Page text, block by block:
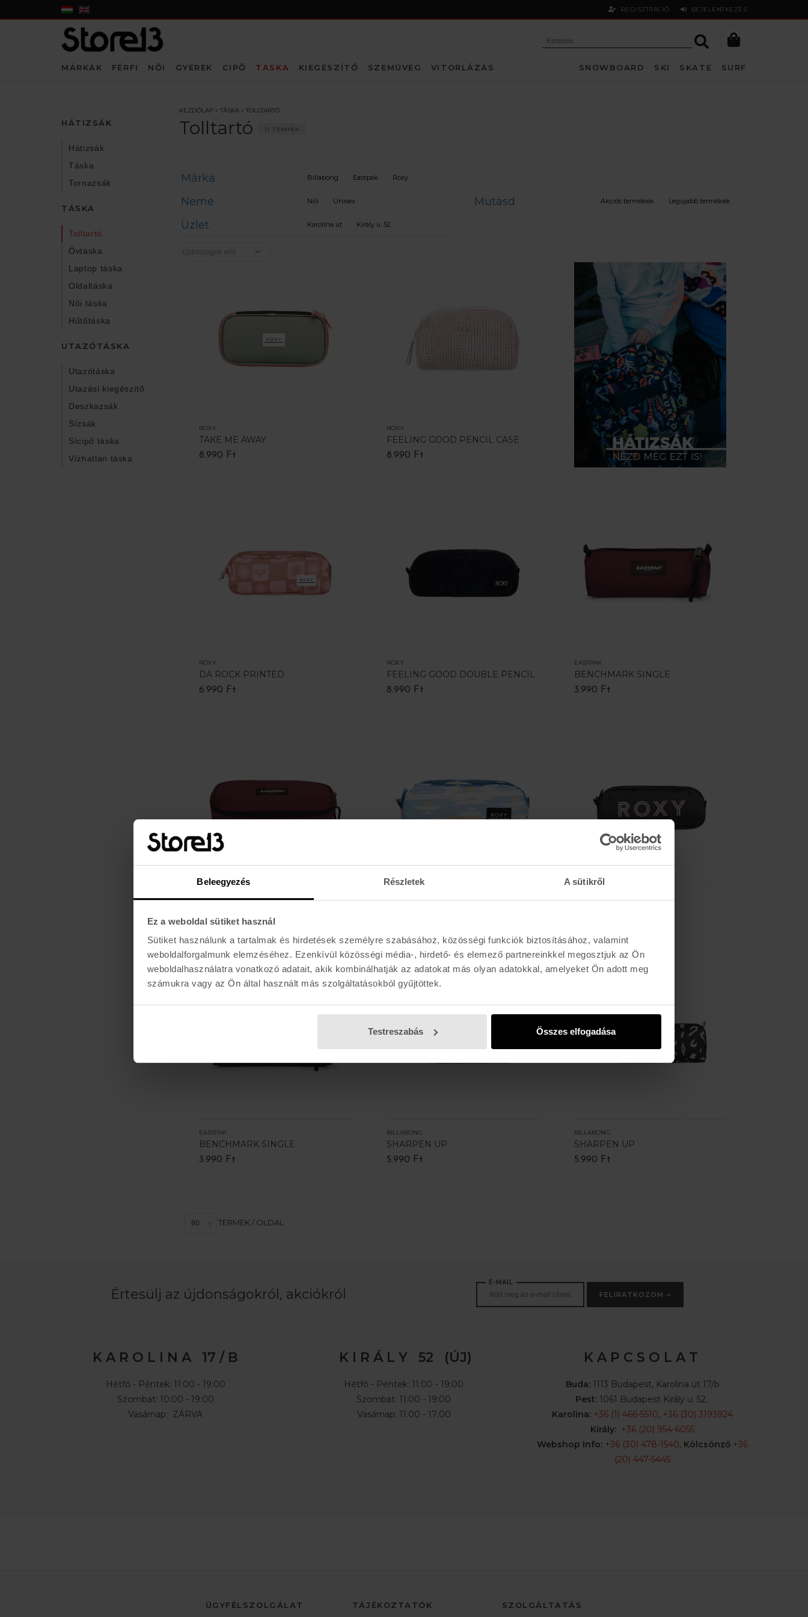
Beleegyezés Részletek A sütikről
Ez a weboldal sütiket használ
Sütiket használunk a tartalmak és hirdetések személyre szabásához, közösségi funkciók biztosításához, valamint
weboldalforgalmunk elemzéséhez. Ezenkívül közösségi média-, hirdető- és elemező partnereinkkel megosztjuk az Ön
weboldalhasználatra vonatkozó adatait, akik kombinálhatják az adatokat más olyan adatokkal, amelyeket Ön adott meg
számukra vagy az Ön által használt más szolgáltatásokból gyűjtöttek.
Testreszabás Összes elfogadása
REGISZTRÁCIÓ BEJELENTKEZÉS
MÁRKÁK FÉRFI NŐI GYEREK CIPŐ TÁSKA KIEGÉSZÍTŐ SZEMÜVEG VITORLÁZÁS SNOWBOARD SKI SKATE SURF
HÁTIZSÁK
Hátizsák
Táska
Tornazsák
TÁSKA
Tolltartó
Övtáska
Laptop táska
Oldaltáska
Női táska
Hűtőtáska
UTAZÓTÁSKA
Utazótáska
Utazási kiegészítő
Deszkazsák
Sízsák
Sícipő táska
Vízhatlan táska
KEZDŐLAP » TÁSKA » TOLLTARTÓ
Tolltartó 11 TERMÉK
Márka Billabong Eastpak Roxy
Neme Női Unisex Mutasd Akciós termékek Legújabb termékek
Üzlet Karolina út Király u. 52.
ROXY
TAKE ME AWAY
8.990 Ft
ROXY
FEELING GOOD PENCIL CASE
8.990 Ft
ROXY
DA ROCK PRINTED
6.990 Ft
ROXY
FEELING GOOD DOUBLE PENCIL
8.990 Ft
EASTPAK
BENCHMARK SINGLE
3.990 Ft
EASTPAK
7.990 Ft
EASTPAK
BENCHMARK SINGLE
3.990 Ft
BILLABONG
SHARPEN UP
5.990 Ft
BILLABONG
SHARPEN UP
5.990 Ft
TERMÉK / OLDAL
Értesülj az újdonságokról, akciókról
E-MAIL
FELIRATKOZOM »
K A R O L I N A 17 / B
Hétfő - Péntek: 11:00 - 19:00
Szombat: 10:00 - 19:00
Vasárnap: ZÁRVA
K I R Á L Y 52 (ÚJ)
Hétfő - Péntek: 11:00 - 19:00
Szombat: 11:00 - 19:00
Vasárnap: 11:00 - 17:00
K A P C S O L A T
Buda:1113 Budapest, Karolina út 17/b
Pest:1061 Budapest Király u. 52.
Karolina: +36 (1) 466-5510, +36 (30) 3193924
Király: +36 (20) 954-6055
Webshop Info: +36 (30) 478-1540, Kölcsönző +36
(20) 447-5445
ÜGYFÉLSZOLGÁLAT TÁJÉKOZTATÓK SZOLGÁLTATÁS